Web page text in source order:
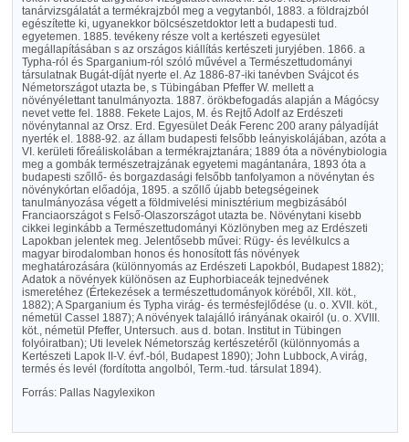
tanárvizsgálatát a termékrajzból meg a vegytanból, 1883. a földrajzból
egészítette ki, ugyanekkor bölcsészetdoktor lett a budapesti tud.
egyetemen. 1885. tevékeny része volt a kertészeti egyesület
megállapításában s az országos kiállítás kertészeti juryjében. 1866. a
Typha-ról és Sparganium-ról szóló művével a Természettudományi
társulatnak Bugát-díját nyerte el. Az 1886-87-iki tanévben Svájcot és
Németországot utazta be, s Tübingában Pfeffer W. mellett a
növényélettant tanulmányozta. 1887. örökbefogadás alapján a Mágócsy
nevet vette fel. 1888. Fekete Lajos, M. és Rejtő Adolf az Erdészeti
növénytannal az Orsz. Erd. Egyesület Deák Ferenc 200 arany pályadíját
nyerték el. 1888-92. az állam budapesti felsőbb leányiskolájában, azóta a
VI. kerületi főreáliskolában a termékrajztanára; 1889 óta a növénybiologia
meg a gombák természetrajzának egyetemi magántanára, 1893 óta a
budapesti szőllő- és borgazdasági felsőbb tanfolyamon a növénytan és
növénykórtan előadója, 1895. a szőllő újabb betegségeinek
tanulmányozása végett a földmivelési minisztérium megbizásából
Franciaországot s Felső-Olaszországot utazta be. Növénytani kisebb
cikkei leginkább a Természettudományi Közlönyben meg az Erdészeti
Lapokban jelentek meg. Jelentősebb művei: Rügy- és levélkulcs a
magyar birodalomban honos és honosított fás növények
meghatározására (különnyomás az Erdészeti Lapokból, Budapest 1882);
Adatok a növények különösen az Euphorbiaceák tejnedvének
ismeretéhez (Értekezések a természettudományok köréből, XII. köt.,
1882); A Sparganium és Typha virág- és termésfejlődése (u. o. XVII. köt.,
németül Cassel 1887); A növények talajálló irányának okairól (u. o. XVIII.
köt., németül Pfeffer, Untersuch. aus d. botan. Institut in Tübingen
folyóiratban); Uti levelek Németország kertészetéről (különnyomás a
Kertészeti Lapok II-V. évf.-ból, Budapest 1890); John Lubbock, A virág,
termés és levél (fordította angolból, Term.-tud. társulat 1894).
Forrás: Pallas Nagylexikon